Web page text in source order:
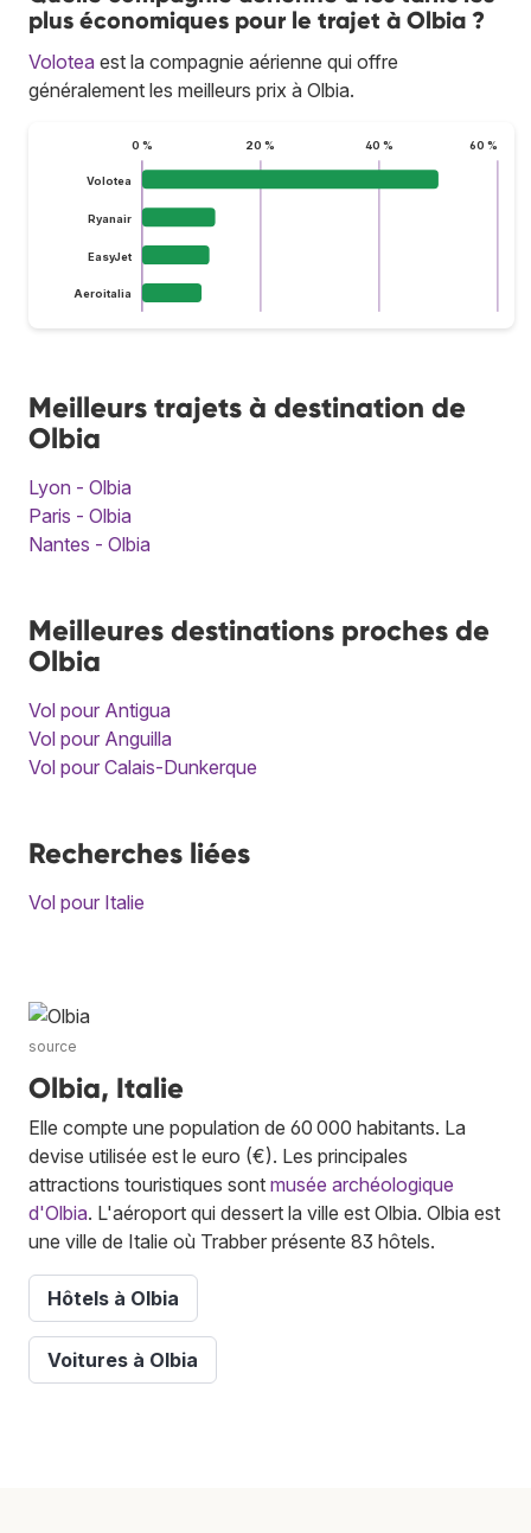
plus économiques pour le trajet à Olbia ?
Volotea est la compagnie aérienne qui offre
généralement les meilleurs prix à Olbia.
0 % 20 % 40 % 60 %
Volotea
Ryanair
EasyJet
Aeroitalia
Meilleurs trajets à destination de
Olbia
Lyon - Olbia
Paris - Olbia
Nantes - Olbia
Meilleures destinations proches de
Olbia
Vol pour Antigua
Vol pour Anguilla
Vol pour Calais-Dunkerque
Recherches liées
Vol pour Italie
source
Olbia, Italie
Elle compte une population de 60 000 habitants. La
devise utilisée est le euro (€). Les principales
attractions touristiques sont musée archéologique
d'Olbia. L'aéroport qui dessert la ville est Olbia. Olbia est
une ville de Italie où Trabber présente 83 hôtels.
Hôtels à Olbia
Voitures à Olbia